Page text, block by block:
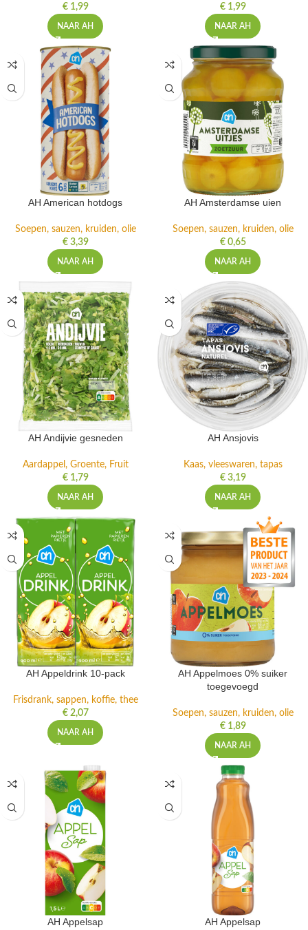
€1,99
NAAR AH
€1,99
NAAR AH
AH American hotdogs
Soepen, sauzen, kruiden, olie
€3,39
NAAR AH
AH Amsterdamse uien
Soepen, sauzen, kruiden, olie
€0,65
NAAR AH
AH Andijvie gesneden
Aardappel, Groente, Fruit
€1,79
NAAR AH
AH Ansjovis
Kaas, vleeswaren, tapas
€3,19
NAAR AH
AH Appeldrink 10-pack
Frisdrank, sappen, koffie, thee
€2,07
NAAR AH
AH Appelmoes 0% suiker
toegevoegd
Soepen, sauzen, kruiden, olie
€1,89
NAAR AH
AH Appelsap AH Appelsap